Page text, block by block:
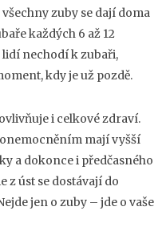
zuby se dají doma
každých 6 až 12
lidí nechodí k zubaři,
kdy je už pozdě.
i celkové zdraví.
mají vyšší
a dokonce i předčasného
z úst se dostávají do
jen o zuby – jde o vaše